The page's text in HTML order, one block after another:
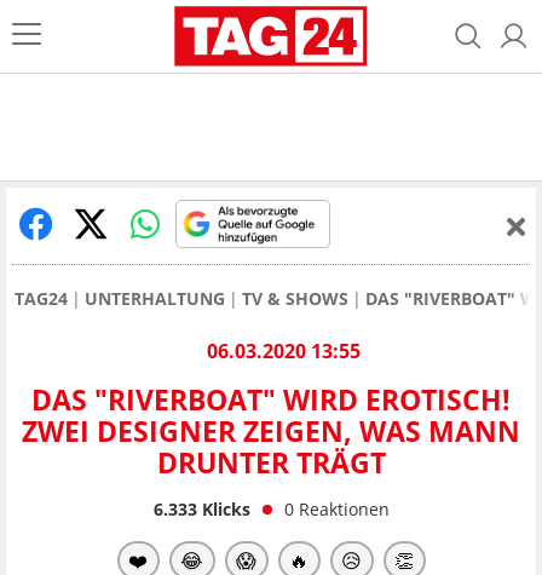
TAG24 UNTERHALTUNG TV & SHOWS DAS "RIVERBOAT"
06.03.2020 13:55
DAS "RIVERBOAT" WIRD EROTISCH!
ZWEI DESIGNER ZEIGEN, WAS MANN
DRUNTER TRÄGT
6.333Klicks 0 Reaktionen
❤️ 😂 😱 🔥 😥 👏